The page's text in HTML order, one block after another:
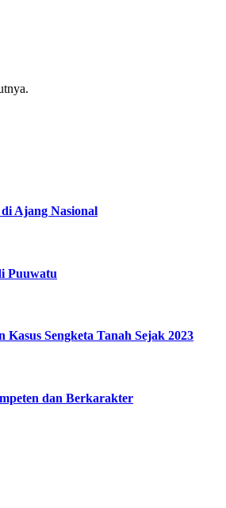
Ajang Nasional
Puuwatu
Sengketa Tanah Sejak 2023
dan Berkarakter